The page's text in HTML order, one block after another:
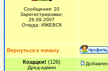
Сообщения: 20
Зарегистрирован:
26.09.2007
Откуда: ИЖЕВСК
Вернуться к началу
Кощщки! (126)
Дред-админ